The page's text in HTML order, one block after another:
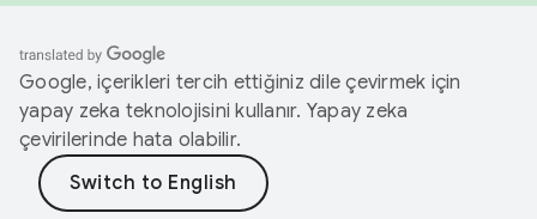
Google, içerikleri tercih ettiğiniz dile çevirmek için
yapay zeka teknolojisini kullanır. Yapay zeka
çevirilerinde hata olabilir.